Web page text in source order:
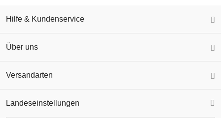
Hilfe & Kundenservice
Über uns
Versandarten
Landeseinstellungen